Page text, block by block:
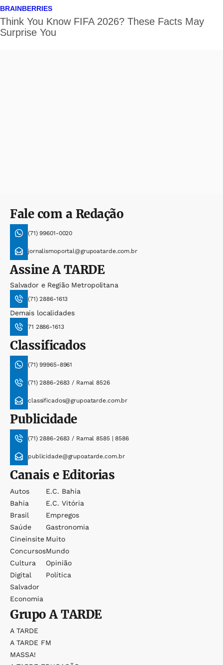
Fale com a Redação
(71) 99601-0020
jornalismoportal@grupoatarde.com.br
AssineA TARDE
Salvador e Região Metropolitana
(71) 2886-1613
Demais localidades
71 2886-1613
Classificados
(71) 99965-8961
(71) 2886-2683 / Ramal 8526
classificados@grupoatarde.com.br
Publicidade
(71) 2886-2683 / Ramal 8585 | 8586
publicidade@grupoatarde.com.br
Canais e Editorias
Autos
Bahia
Brasil
Saúde
Cineinsite
Concursos
Cultura
Digital
Salvador
Economia
E.c. Bahia
E.c. Vitória
Empregos
Gastronomia
Muito
Mundo
Opinião
Política
GrupoA TARDE
A TARDE
A TARDE FM
MASSA!